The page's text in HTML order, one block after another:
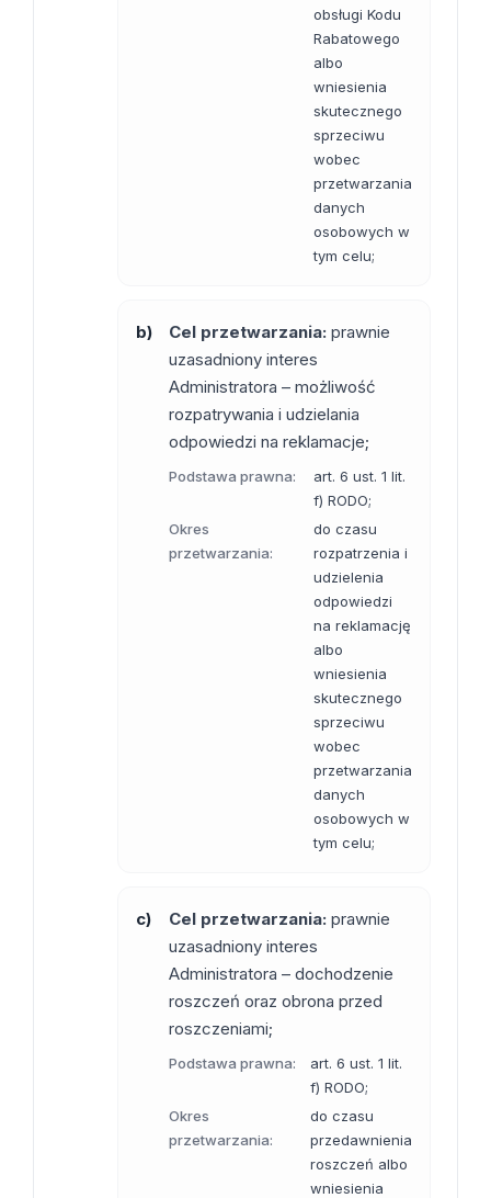
obsługi Kodu
Rabatowego
albo
wniesienia
skutecznego
sprzeciwu
wobec
przetwarzania
danych
osobowych w
tym celu;
b) Cel przetwarzania: prawnie
uzasadniony interes
Administratora – możliwość
rozpatrywania i udzielania
odpowiedzi na reklamacje;
Podstawa prawna:
art. 6 ust. 1 lit.
f) RODO;
Okres
przetwarzania:
do czasu
rozpatrzenia i
udzielenia
odpowiedzi
na reklamację
albo
wniesienia
skutecznego
sprzeciwu
wobec
przetwarzania
danych
osobowych w
tym celu;
c) Cel przetwarzania: prawnie
uzasadniony interes
Administratora – dochodzenie
roszczeń oraz obrona przed
roszczeniami;
Podstawa prawna:
art. 6 ust. 1 lit.
f) RODO;
Okres
przetwarzania:
do czasu
przedawnienia
roszczeń albo
wniesienia